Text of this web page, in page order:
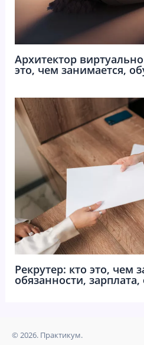
Архитектор
это, чем занимается,
Рекрутер: кто это, чем
обязанности,
© 2026. Практикум.